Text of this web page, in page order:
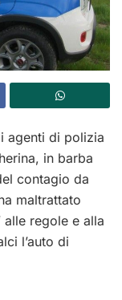
agenti di polizia
in barba
contagio da
maltrattato
alle regole e alla
l’auto di